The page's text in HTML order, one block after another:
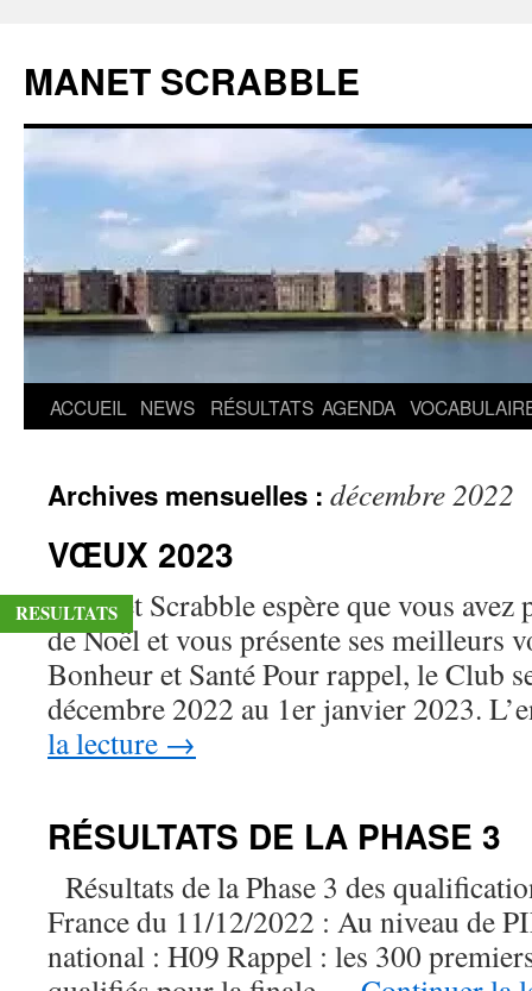
MANET SCRABBLE
Aller
contenu
ACCUEIL NEWS RÉSULTATS AGENDA
Archives mensuelles : décembre 2022
VŒUX 2023
Manet Scrabble espère que vous avez
de Noël et vous présente ses meilleurs
Bonheur et Santé Pour rappel, le Club
décembre 2022 au 1er janvier 2023.
la lecture →
RÉSULTATS DE LA PHASE 3
Résultats de la Phase 3 des
France du 11/12/2022 : Au niveau de
national : H09 Rappel : les 300
RESULTATS